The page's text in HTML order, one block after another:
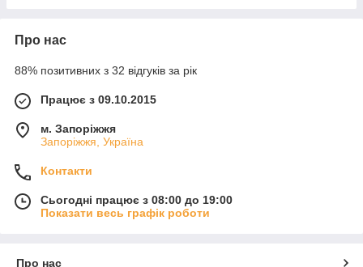
Про нас
88% позитивних з 32 відгуків за рік
Працює з 09.10.2015
м. Запоріжжя
Запоріжжя, Україна
Контакти
Сьогодні працює з 08:00 до 19:00
Показати весь графік роботи
Про нас